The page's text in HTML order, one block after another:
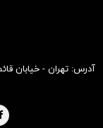
آدرس: تهران - خیابان